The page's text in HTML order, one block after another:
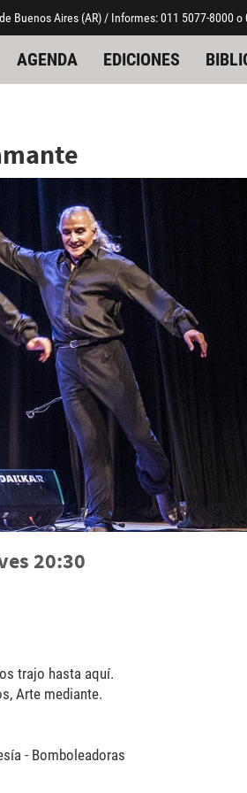
Buenos Aires (AR) / Informes: 011 5077-
AGENDA EDICIONES
20:30
trajo hasta aquí.
Arte mediante.
- Bomboleadoras